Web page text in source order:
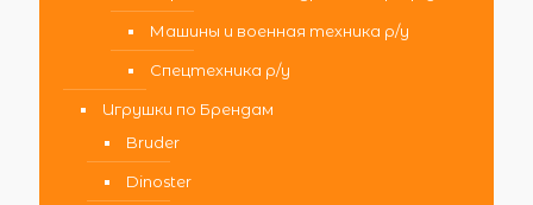
Машины и военная техника р/у
Спецтехника р/у
Игрушки по Брендам
Bruder
Dinoster